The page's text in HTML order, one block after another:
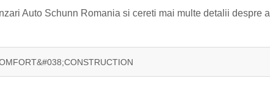
Auto Schunn Romania si cereti mai multe detalii despre